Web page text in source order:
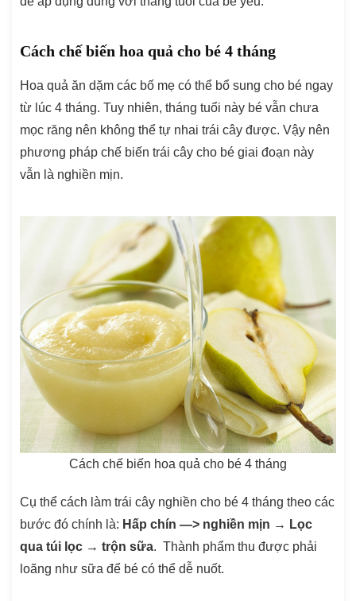
Cách chế biến hoa quả cho bé 4 tháng
Hoa quả ăn dặm các bố mẹ có thể bổ sung cho bé ngay
từ lúc 4 tháng. Tuy nhiên, tháng tuổi này bé vẫn chưa
mọc răng nên không thể tự nhai trái cây được. Vậy nên
phương pháp chế biến trái cây cho bé giai đoạn này
vẫn là nghiền mịn.
Cách chế biến hoa quả cho bé 4 tháng
Cụ thể cách làm trái cây nghiền cho bé 4 tháng theo các
bước đó chính là: Hấp chín —> nghiền mịn → Lọc
qua túi lọc → trộn sữa. Thành phẩm thu được phải
loãng như sữa để bé có thể dễ nuốt.